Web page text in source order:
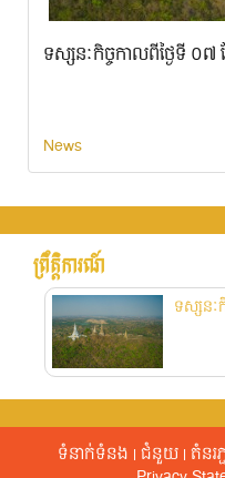
ទស្សនៈកិច្ចកាលពីថ្ងៃទី ០៧
News
ព្រឹត្តិការណ៍​
ទស្សនៈ
ទំនាក់ទំនង |ជំនួយ|តំនរ